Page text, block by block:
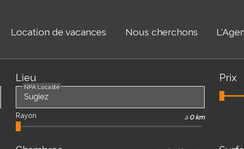
Location de vacances Nous cherchons
Lieu
NPA Localité
Rayon à 0 km
Prix